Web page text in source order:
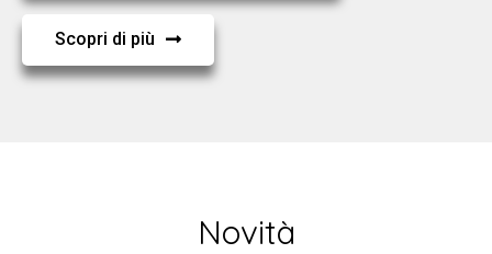
Scopri di più
Novità